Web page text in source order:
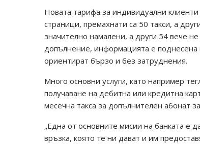
Новата тарифа за индивидуални
страници, премахнати са 50 такси, а
значително намалени, а други 54 вече
допълнение, информацията е поднесена
ориентират бързо и без затруднения.
Много основни услуги, като например
получаване на дебитна или кредитна
месечна такса за допълнителен абонат
„Една от основните мисии на банката е
връзка, която те ни дават и им